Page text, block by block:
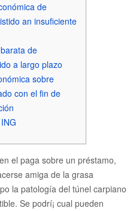
de
an insuficiente
de
a largo plazo
sobre
con el fin de
el paga sobre un préstamo,
amiga de la grasa
la patologí­a del túnel carpiano
Se podrí¡ cual pueden